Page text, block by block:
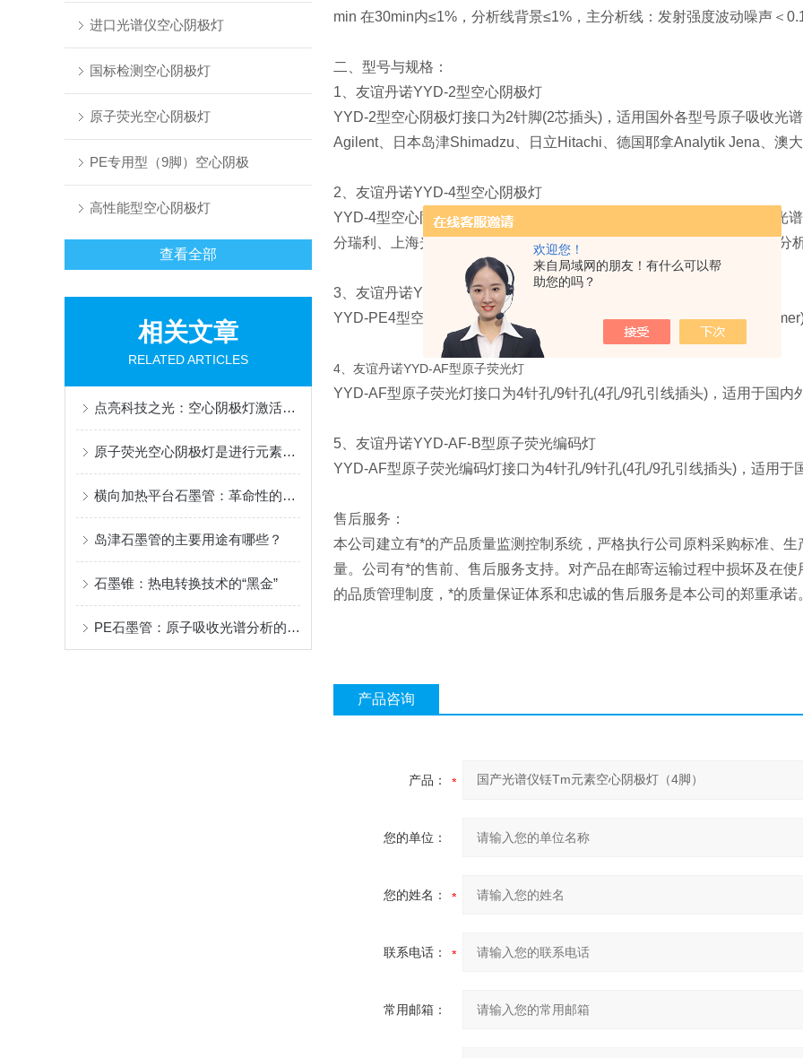
欢迎您！
来自局域网的朋友！有什么可以帮
助您的吗？
进口光谱仪空心阴极灯
国标检测空心阴极灯
原子荧光空心阴极灯
PE专用型（9脚）空心阴极
高性能型空心阴极灯
查看全部
相关文章
RELATED ARTICLES
点亮科技之光：空心阴极灯激活器的幕后英雄
原子荧光空心阴极灯是进行元素分析的一种关键设备
横向加热平台石墨管：革命性的材料科学工具
岛津石墨管的主要用途有哪些？
石墨锥：热电转换技术的“黑金”
PE石墨管：原子吸收光谱分析的核心耗材
min 在30min内≤1%，分析线背景≤1%，主分析线：发射强度波动噪声＜
二、型号与规格：
1、友谊丹诺YYD-2型空心阴极灯
YYD-2型空心阴极灯接口为2针脚(2芯插头)，适用国外各型号原子吸收光
Agilent、日本岛津Shimadzu、日立Hitachi、德国耶拿Analytik Jena、澳
2、友谊丹诺YYD-4型空心阴极灯
YYD-4型空心阴极灯接口为4针脚(4芯插头)，
适用国产各信号原子吸收光
分瑞利、上海光谱、上海仪电、上海美析、安徽皖仪、沈阳华光、辽宁分
3、友谊丹诺YYD-PE型空心阴极灯
YYD-PE4型空心阴极灯接口为 4针脚(4芯插头)，适用美国PE(Perkin
4、友谊丹诺YYD-AF型原子荧光灯
YYD-AF型原子荧光灯接口为4针孔/9针孔(4孔/9孔引线插头)，适用于国内
5、友谊丹诺YYD-AF-B型原子荧光编码灯
YYD-AF型原子荧光编码灯接口为4针孔/9针孔(4孔/9孔引线插头)，适用于
售后服务：
本公司建立有*的产品质量监测控制系统，严格执行公司原料采购标准、
量。公司有*的售前、售后服务支持。对产品在邮寄运输过程中损坏及在
的品质管理制度，*的质量保证体系和忠诚的售后服务是本公司的郑重承诺
产品咨询
产品：
您的单位：
您的姓名：
联系电话：
常用邮箱：